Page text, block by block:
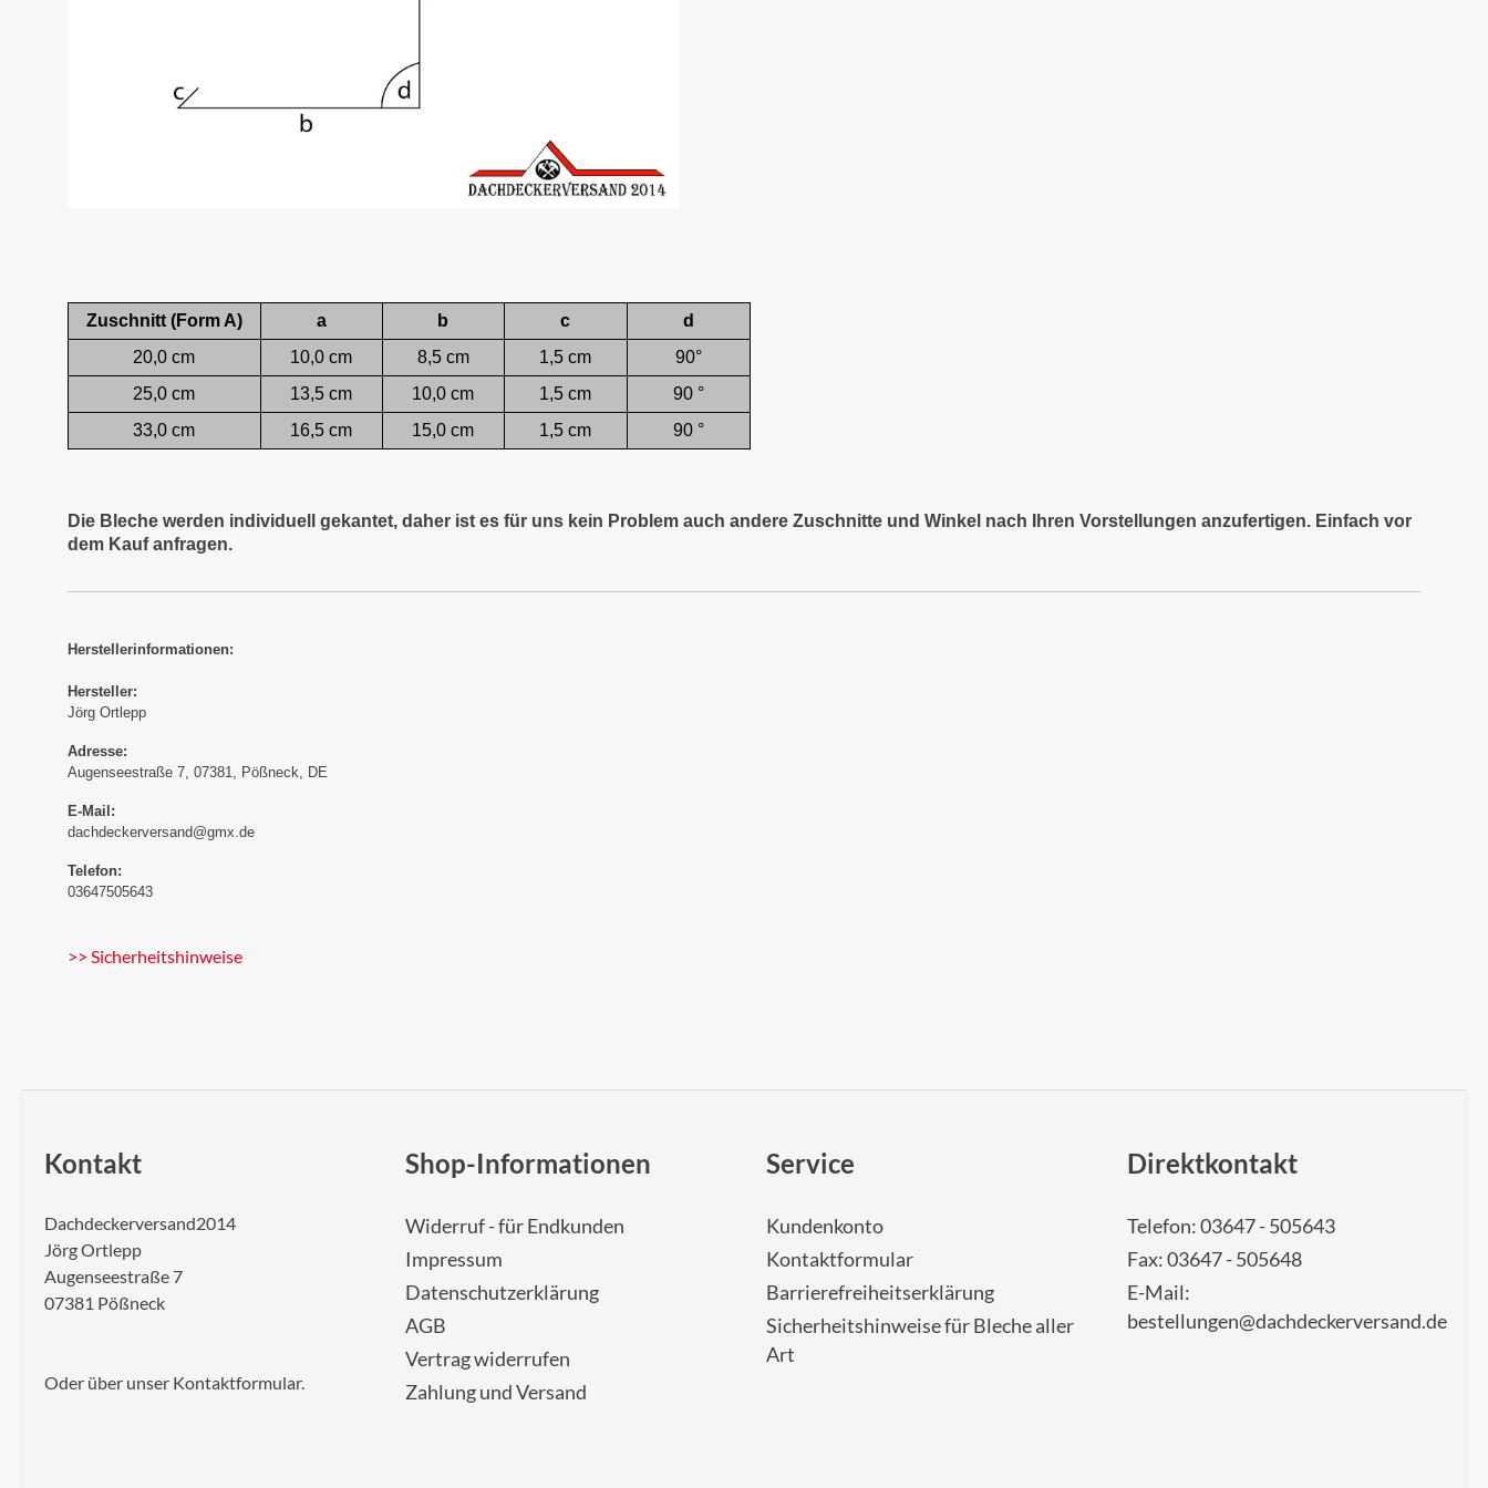
Zuschnitt (Form A) a b c
d
20,0 cm
10,0 cm 8,5 cm 1,5 cm
90°
25,0 cm
13,5 cm 10,0 cm 1,5 cm
90 °
33,0 cm
16,5 cm 15,0 cm 1,5 cm 90 °
Die Bleche werden individuell gekantet, daher ist es für uns kein Problem auch andere Zuschnitte und Winkel nach Ihren Vorstellungen anzufertigen. Einfach vor
dem Kauf anfragen.
Herstellerinformationen:
Hersteller:
Jörg Ortlepp
Adresse:
Augenseestraße 7, 07381, Pößneck, DE
E-Mail:
dachdeckerversand@gmx.de
Telefon:
03647505643
>> Sicherheitshinweise
Kontakt
Dachdeckerversand2014
Jörg Ortlepp
Augenseestraße 7
07381 Pößneck
Oder über unser Kontaktformular.
Shop-Informationen
Widerruf - für Endkunden
Impressum
Datenschutzerklärung
AGB
Vertrag widerrufen
Zahlung und Versand
Service
Kundenkonto
Kontaktformular
Barrierefreiheitserklärung
Sicherheitshinweise für Bleche aller
Art
Direktkontakt
Telefon: 03647 - 505643
Fax: 03647 - 505648
E-Mail:
bestellungen@dachdeckerversand.de